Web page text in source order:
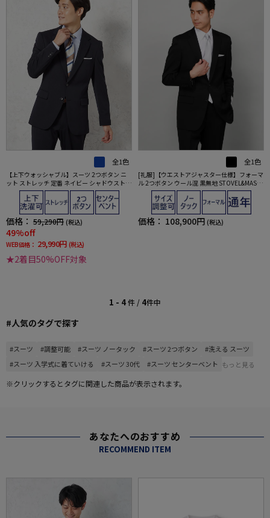
全1色
【上下ウォッシャブル】スーツ 2つボタン ニ
ット ストレッチ 定番 ネイビー シャドウストラ
イプ リッケンバッカー【i-Suit-アイスーツ-】
価格： 59,290円 (税込)
49%off
WEB価格： 29,990円 (税込)
★2着目50%OFF対象
全1色
[礼服]【ウエストアジャスター仕様】フォーマ
ル 2つボタン ウール混 黒無地 STOVEL&MASO
N 通年 礼服【定番】
価格： 108,900円 (税込)
1 - 4件 / 4件中
#人気のタグで探す
#スーツ #調整可能 #スーツ ノータック #スーツ 2つボタン
#洗える スーツ
#スーツ 入学式に着ていける
#スーツ 30代 #スーツ センターベント もっと見る
※クリックするとタグに関連した商品が表示されます。
あなたへのおすすめ
RECOMMEND ITEM